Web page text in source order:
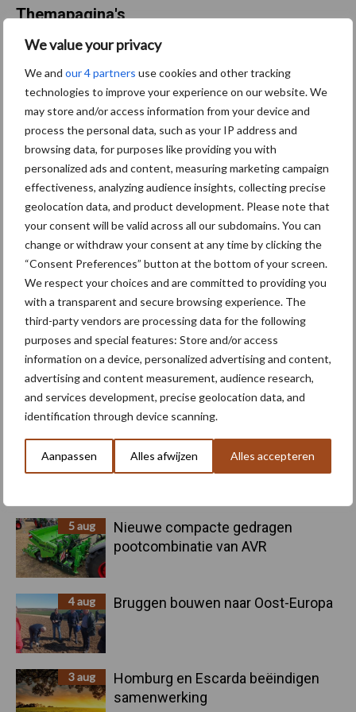
We value your privacy
We and our 4 partners use cookies and other tracking
technologies to improve your experience on our website. We
may store and/or access information from your device and
process the personal data, such as your IP address and
browsing data, for purposes like providing you with
personalized ads and content, measuring marketing campaign
effectiveness, analyzing audience insights, collecting precise
geolocation data, and product development. Please note that
your consent will be valid across all our subdomains. You can
change or withdraw your consent at any time by clicking the
“Consent Preferences” button at the bottom of your screen.
We respect your choices and are committed to providing you
with a transparent and secure browsing experience. The
third-party vendors are processing data for the following
purposes and special features: Store and/or access
information on a device, personalized advertising and content,
advertising and content measurement, audience research,
and services development, precise geolocation data, and
identification through device scanning.
Aanpassen Alles afwijzen Alles accepteren
Primaire
Sidebar
Recent nieuws Partner nieuws
6 aug
"Hoge verwachtingen van schijven
voor kouters"
Oogst biologische aardappelen in
volle gang
5 aug
Nieuwe compacte gedragen
pootcombinatie van AVR
4 aug Bruggen bouwen naar Oost-Europa
3 aug
Homburg en Escarda beëindigen
samenwerking
Themapagina's
Aardappelen
oogsten
Graan oogsten
Toon meer